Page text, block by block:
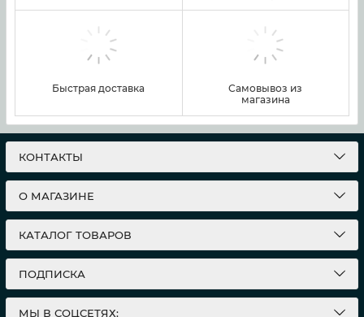
Быстрая доставка
Самовывоз из
магазина
КОНТАКТЫ
О МАГАЗИНЕ
КАТАЛОГ ТОВАРОВ
ПОДПИСКА
МЫ В СОЦСЕТЯХ: